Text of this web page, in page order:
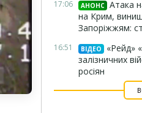
17:06 АНОНС Атака
на Крим,
Запоріжжям:
16:51 ВІДЕО
«Рейд»
залізничних
росіян